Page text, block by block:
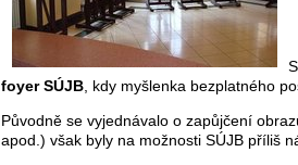
foyer SÚJB , kdy myšlenka bezplatného
Původně se vyjednávalo o zapůjčení
apod.) však byly na možnosti SÚJB příliš